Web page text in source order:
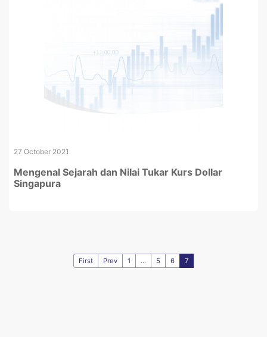
27 October 2021
Mengenal Sejarah dan Nilai Tukar Kurs Dollar
Singapura
First Prev 1 ... 5 6 7